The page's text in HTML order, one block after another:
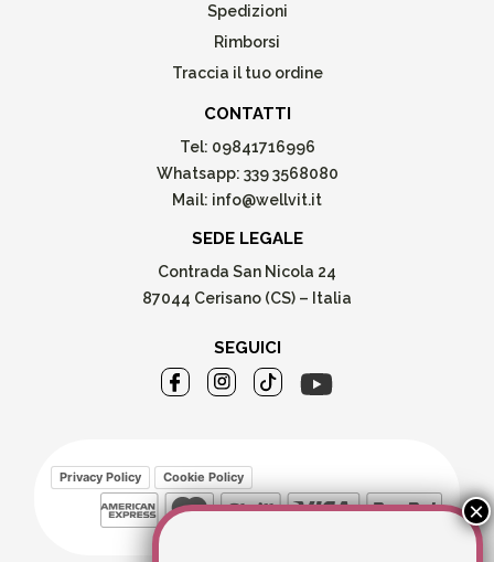
Spedizioni
Rimborsi
Traccia il tuo ordine
CONTATTI
Tel: 09841716996
Whatsapp: 339 3568080
Mail: info@wellvit.it
SEDE LEGALE
Contrada San Nicola 24
87044 Cerisano (CS) – Italia
SEGUICI
Privacy Policy Cookie Policy